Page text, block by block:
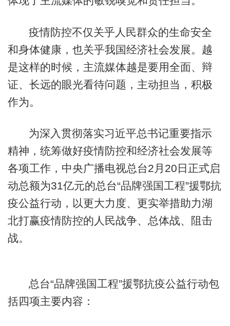
疫情防控不仅关乎人民群众的生命安全
和身体健康，也关乎我国经济社会发展。越
是这样的时候，主流媒体越是要用全面、辩
证、长远的眼光看待问题，主动担当，积极
作为。
为深入贯彻落实习近平总书记重要指示
精神，统筹做好疫情防控和经济社会发展等
各项工作，中央广播电视总台2月20日正式启
动总额为31亿元的总台“品牌强国工程”援鄂抗
疫公益行动，以更大力度、更实举措助力湖
北打赢疫情防控的人民战争、总体战、阻击
战。
总台“品牌强国工程”援鄂抗疫公益行动包
括四项主要内容：